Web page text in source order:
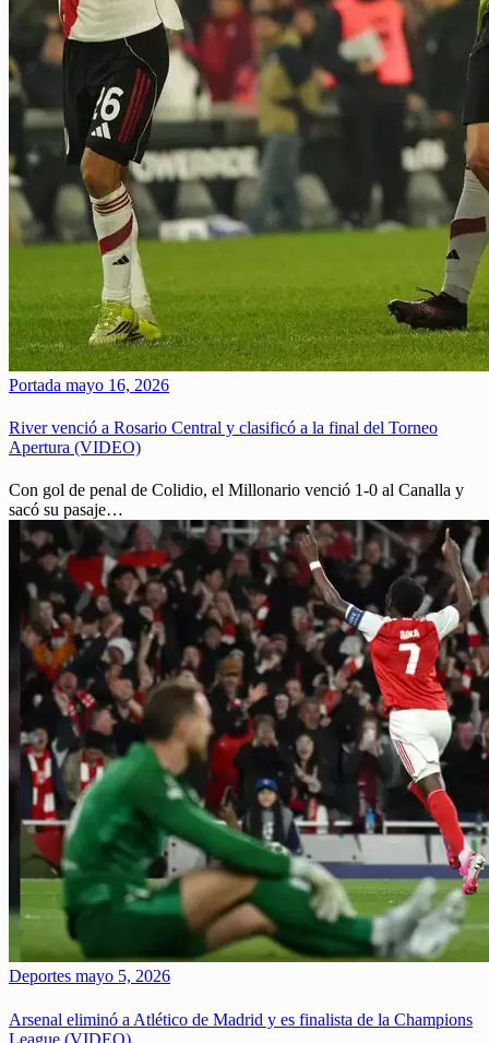
Portada mayo 16, 2026
River venció a Rosario Central y clasificó a la final del Torneo
Apertura (VIDEO)
Con gol de penal de Colidio, el Millonario venció 1-0 al Canalla y
sacó su pasaje…
Deportes mayo 5, 2026
Arsenal eliminó a Atlético de Madrid y es finalista de la Champions
League (VIDEO)